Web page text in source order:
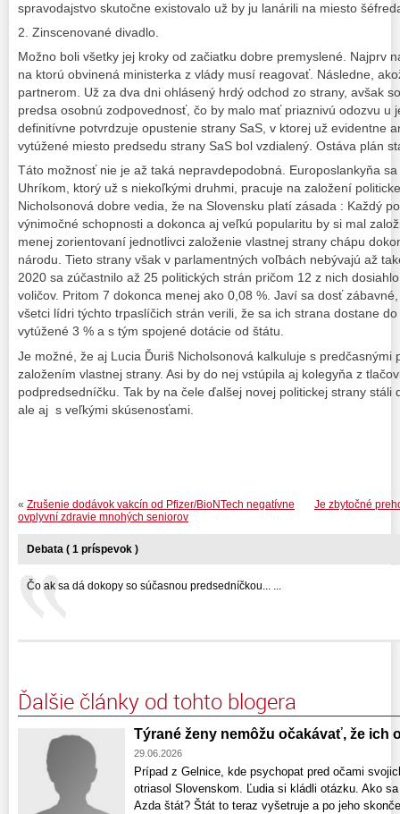
spravodajstvo skutočne existovalo už by ju lanárili na miesto
2. Zinscenované divadlo.
Možno boli všetky jej kroky od začiatku dobre premyslené. Najprv
na ktorú obvinená ministerka z vlády musí reagovať. Následne,
partnerom. Už za dva dni ohlásený hrdý odchod zo strany, avšak
predsa osobnú zodpovednosť, čo by malo mať priaznivú odozvu u
definitívne potvrdzuje opustenie strany SaS, v ktorej už evidentne
vytúžené miesto predsedu strany SaS bol vzdialený. Ostáva plán
Táto možnosť nie je až taká nepravdepodobná. Europoslankyňa
Uhríkom, ktorý už s niekoľkými druhmi, pracuje na založení
Nicholsonová dobre vedia, že na Slovensku platí zásada : Každý
výnimočné schopnosti a dokonca aj veľkú popularitu by si mal
menej zorientovaní jednotlivci založenie vlastnej strany chápu
národu. Tieto strany však v parlamentných voľbách nebývajú až
2020 sa zúčastnilo až 25 politických strán pričom 12 z nich
voličov. Pritom 7 dokonca menej ako 0,08 %. Javí sa dosť
všetci lídri týchto trpaslíčich strán verili, že sa ich strana dostane
vytúžené 3 % a s tým spojené dotácie od štátu.
Je možné, že aj Lucia Ďuriš Nicholsonová kalkuluje s predčasnými
založením vlastnej strany. Asi by do nej vstúpila aj kolegyňa z
podpredsedníčku. Tak by na čele ďalšej novej politickej strany stáli
ale aj s veľkými skúsenosťami.
Je zbytočné
« Zrušenie dodávok vakcín od Pfizer/BioNTech negatívne
ovplyvní zdravie mnohých seniorov
Debata ( 1 príspevok )
Čo ak sa dá dokopy so súčasnou predsedníčkou... ...
Ďalšie články od tohto blogera
Týrané ženy nemôžu očakávať, že ich
29.06.2026
Prípad z Gelnice, kde psychopat pred očami
otriasol Slovenskom. Ľudia si kládli otázku. Ako
Azda štát? Štát to teraz vyšetruje a po jeho